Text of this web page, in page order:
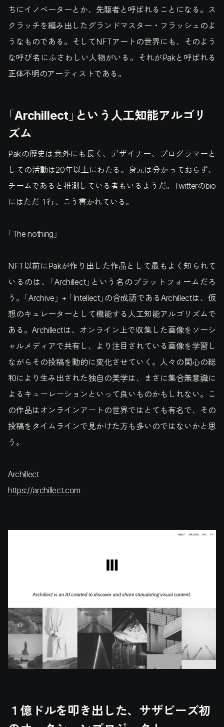
ちにイノベーターとか、先駆者と呼ばれることになる。ス
クラッチを編み出したグランドマスター・フラッシュのよ
うなものである。そしてNFTアートの世界にも、そのよう
な呼び名にふさわしい人物がいる。それがPakと呼ばれる
正体不明のアーティストである。
「Archillect」という人工知能アルゴリ
ズム
Pakの歴史は意外にも長く、デザイナー、プログラマーと
しての活動は20年以上にわたる。身元は分かっておらず、
チームであると推測している者もいるようだ。Twitterのbio
にはただ１行、こう書かれている。
「The nothing」
NFT以前にPakが作り出した作品として最もよく知られて
いるのは、「Archillect」という名のプラットフォームだろ
う。「Archive」 + 「Intellect」の合成語であるArchillectは、仮
想のキュレーターとして機能する人工知能アルゴリズムで
ある。Archillectは、オンライン上で収集した画像をソーシ
ャルメディアで共有し、より注目されている画像を学習し
ながらその投稿を動的に変化させていく。人々の関心の総
和により生み出された独自の美学は、まさに集合無意識に
よるキューレーションといって良いものかもしれない。こ
の作品はオンラインアートの世界ではとても有名で、その
投稿をタイムラインで見かけた方も多いのではないかと思
う。
Archillect
https://archillect.com
１億ドルを叩き出した、サザビーズ初